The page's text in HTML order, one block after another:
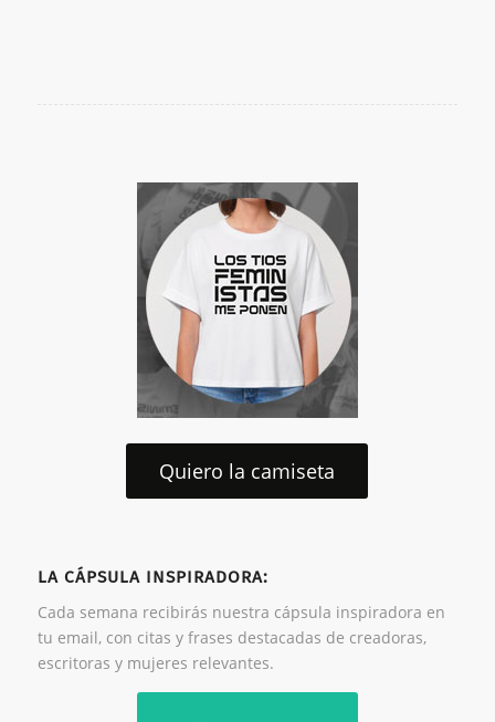
Quiero la camiseta
LA CÁPSULA INSPIRADORA:
Cada semana recibirás nuestra cápsula inspiradora en
tu email, con citas y frases destacadas de creadoras,
escritoras y mujeres relevantes.